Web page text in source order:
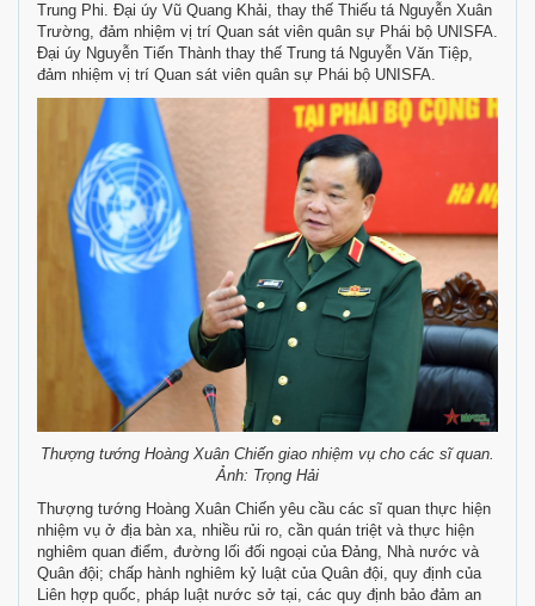
Trung Phi. Đại úy Vũ Quang Khải, thay thế Thiếu tá Nguyễn Xuân
Trường, đảm nhiệm vị trí Quan sát viên quân sự Phái bộ UNISFA.
Đại úy Nguyễn Tiến Thành thay thế Trung tá Nguyễn Văn Tiệp,
đảm nhiệm vị trí Quan sát viên quân sự Phái bộ UNISFA.
Thượng tướng Hoàng Xuân Chiến giao nhiệm vụ cho các sĩ quan.
Ảnh: Trọng Hải
Thượng tướng Hoàng Xuân Chiến yêu cầu các sĩ quan thực hiện
nhiệm vụ ở địa bàn xa, nhiều rủi ro, cần quán triệt và thực hiện
nghiêm quan điểm, đường lối đối ngoại của Đảng, Nhà nước và
Quân đội; chấp hành nghiêm kỷ luật của Quân đội, quy định của
Liên hợp quốc, pháp luật nước sở tại, các quy định bảo đảm an